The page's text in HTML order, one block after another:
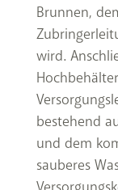
Brunnen,
wird.
bestehend
und dem
sauberes